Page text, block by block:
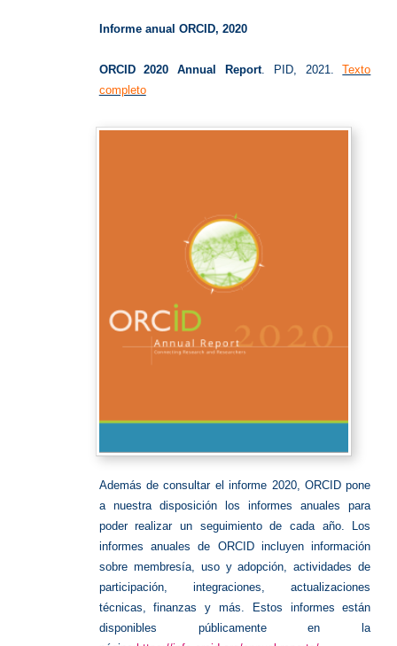
Informe anual ORCID, 2020
ORCID 2020 Annual Report. PID, 2021.Texto
completo
Además de consultar el informe 2020, ORCID pone
a nuestra disposición los informes anuales para
poder realizar un seguimiento de cada año. Los
informes anuales de ORCID incluyen información
sobre membresía, uso y adopción, actividades de
participación, integraciones, actualizaciones
técnicas, finanzas y más. Estos informes están
disponibles públicamente en la